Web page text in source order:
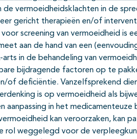
de vermoeidheidsklachten in de
gericht therapieën en/of
screening van vermoeidheid is
aan de hand van een
in de behandeling van
bijdragende factoren op te
of deficiëntie. Vanzelfsprekend
is op vermoeidheid als
aanpassing in het
kan veroorzaken, kan
rol weggelegd voor de